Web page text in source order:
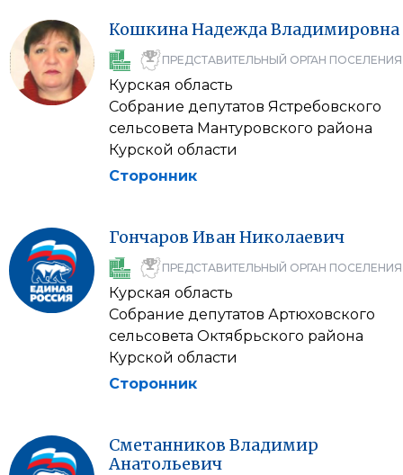
КошкинаНадеждаВладимировна
ПРЕДСТАВИТЕЛЬНЫЙ ОРГАН ПОСЕЛЕНИЯ
Курская область
Собрание депутатов Ястребовского
сельсовета Мантуровского района
Курской области
Сторонник
Гончаров ИванНиколаевич
ПРЕДСТАВИТЕЛЬНЫЙ ОРГАН ПОСЕЛЕНИЯ
Курская область
Собрание депутатов Артюховского
сельсовета Октябрьского района
Курской области
Сторонник
Сметанников Владимир
Анатольевич